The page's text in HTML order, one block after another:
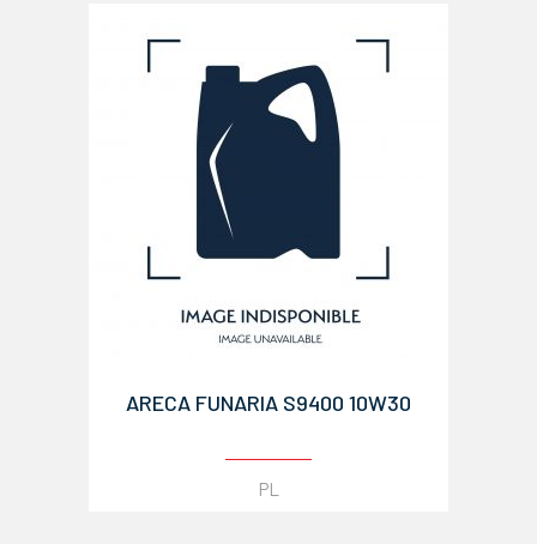
ARECA FUNARIA S9400 10W30
PL